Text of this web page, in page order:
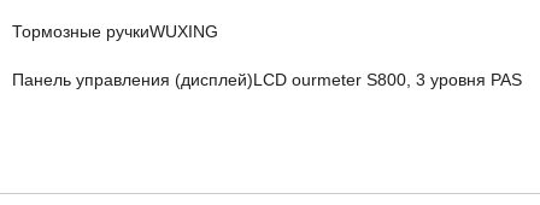
Тормозные ручкиWUXING
Панель управления (дисплей)LCD ourmeter S800, 3 уровня PAS